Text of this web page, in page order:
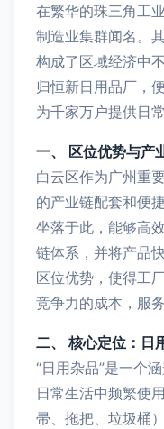
在繁华的珠三角工
制造业集群闻名。
构成了区域经济中
归恒新日用品厂，
为千家万户提供日
一、 区位优势与产
白云区作为广州重
的产业链配套和便
坐落于此，能够高
链体系，并将产品
区位优势，使得工
竞争力的成本，服
二、 核心定位：日
“日用杂品”是一个
日常生活中频繁使
帚、拖把、垃圾桶